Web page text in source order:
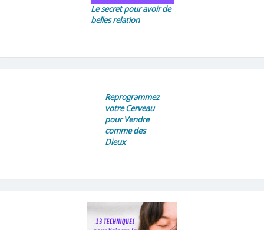
Le secret pour avoir de
belles relation
Reprogrammez
votre Cerveau
pour Vendre
comme des
Dieux